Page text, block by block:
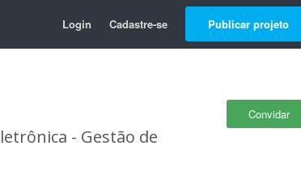
Login Cadastre-se Publicar projeto
Convidar
- Gestão de